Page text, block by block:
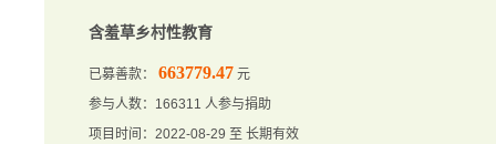
含羞草乡村性教育
已募善款： 663779.47 元
参与人数：166311 人参与捐助
项目时间：2022-08-29 至 长期有效